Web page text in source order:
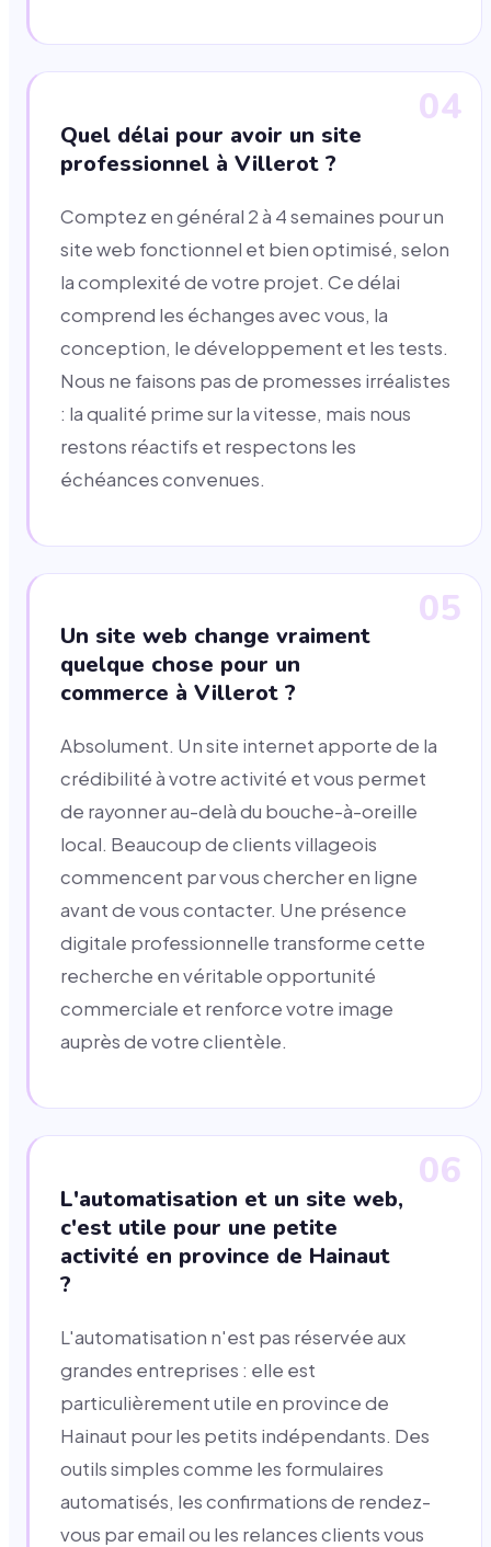
04
Quel délai pour avoir un site
professionnel à Villerot ?
Comptez en général 2 à 4 semaines pour un
site web fonctionnel et bien optimisé, selon
la complexité de votre projet. Ce délai
comprend les échanges avec vous, la
conception, le développement et les tests.
Nous ne faisons pas de promesses irréalistes
: la qualité prime sur la vitesse, mais nous
restons réactifs et respectons les
échéances convenues.
05
Un site web change vraiment
quelque chose pour un
commerce à Villerot ?
Absolument. Un site internet apporte de la
crédibilité à votre activité et vous permet
de rayonner au-delà du bouche-à-oreille
local. Beaucoup de clients villageois
commencent par vous chercher en ligne
avant de vous contacter. Une présence
digitale professionnelle transforme cette
recherche en véritable opportunité
commerciale et renforce votre image
auprès de votre clientèle.
06
L'automatisation et un site web,
c'est utile pour une petite
activité en province de Hainaut
?
L'automatisation n'est pas réservée aux
grandes entreprises : elle est
particulièrement utile en province de
Hainaut pour les petits indépendants. Des
outils simples comme les formulaires
automatisés, les confirmations de rendez-
vous par email ou les relances clients vous